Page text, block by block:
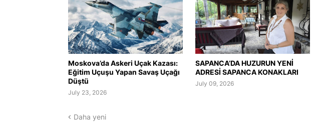
Moskova’da Askeri Uçak Kazası:
Eğitim Uçuşu Yapan Savaş Uçağı
Düştü
July 23, 2026
SAPANCA’DA HUZURUN YENİ
ADRESİ SAPANCA KONAKLARI
July 09, 2026
Daha yeni